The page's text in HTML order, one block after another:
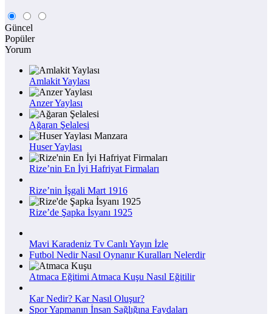
Güncel
Popüler
Yorum
Amlakit Yaylası
Anzer Yaylası
Ağaran Şelalesi
Huser Yaylası
Rize’nin En İyi Hafriyat Firmaları
Rize’nin İşgali Mart 1916
Rize’de Şapka İsyanı 1925
Mavi Karadeniz Tv Canlı Yayın İzle
Futbol Nedir Nasıl Oynanır Kuralları Nelerdir
Atmaca Eğitimi Atmaca Kuşu Nasıl Eğitilir
Kar Nedir? Kar Nasıl Oluşur?
Spor Yapmanın İnsan Sağlığına Faydaları